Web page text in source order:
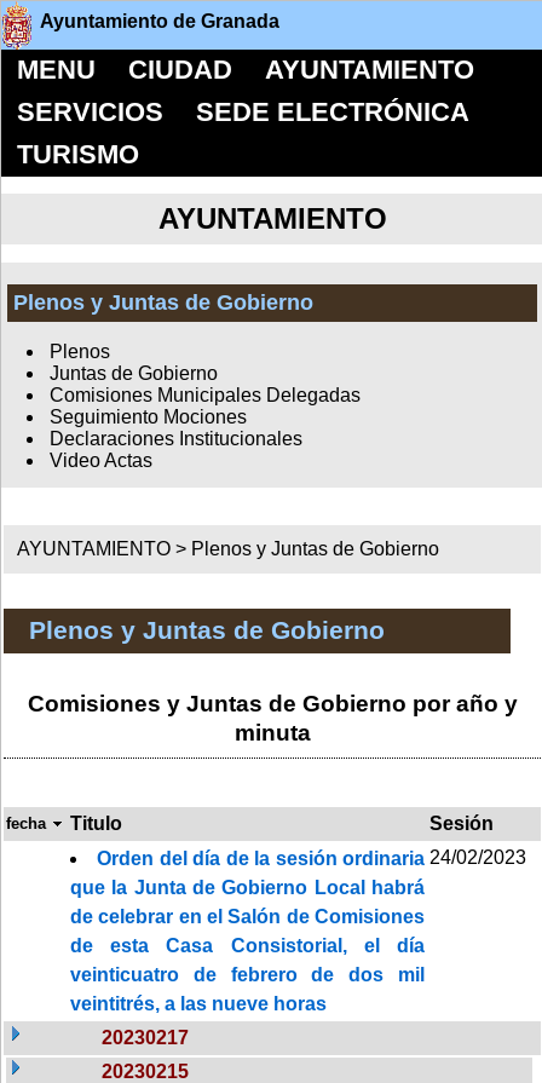
Ayuntamiento de Granada
MENU CIUDAD
AYUNTAMIENTO
SERVICIOS
SEDE ELECTRÓNICA
TURISMO
AYUNTAMIENTO
Plenos y Juntas de Gobierno
Plenos
Juntas de Gobierno
Comisiones Municipales Delegadas
Seguimiento Mociones
Declaraciones Institucionales
Video Actas
AYUNTAMIENTO > Plenos y Juntas de Gobierno
Plenos y Juntas de Gobierno
Comisiones y Juntas de Gobierno por año y
minuta
fecha Titulo
Sesión
Orden del día de la sesión ordinaria
que la Junta de Gobierno Local habrá
de celebrar en el Salón de Comisiones
de esta Casa Consistorial, el día
veinticuatro de febrero de dos mil
veintitrés, a las nueve horas
24/02/2023
20230217
20230215